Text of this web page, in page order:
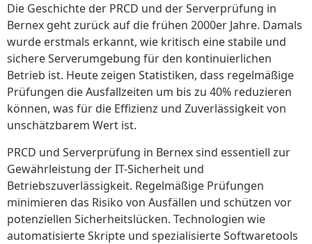
Die Geschichte der PRCD und der Serverprüfung in
Bernex geht zurück auf die frühen 2000er Jahre. Damals
wurde erstmals erkannt, wie kritisch eine stabile und
sichere Serverumgebung für den kontinuierlichen
Betrieb ist. Heute zeigen Statistiken, dass regelmäßige
Prüfungen die Ausfallzeiten um bis zu 40% reduzieren
können, was für die Effizienz und Zuverlässigkeit von
unschätzbarem Wert ist.
PRCD und Serverprüfung in Bernex sind essentiell zur
Gewährleistung der IT-Sicherheit und
Betriebszuverlässigkeit. Regelmäßige Prüfungen
minimieren das Risiko von Ausfällen und schützen vor
potenziellen Sicherheitslücken. Technologien wie
automatisierte Skripte und spezialisierte Softwaretools